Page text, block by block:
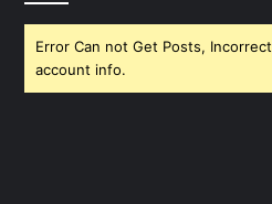
Error Can not Get Posts, Incorrect
account info.